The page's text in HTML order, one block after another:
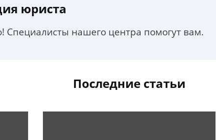
юриста
Специалисты нашего центра помогут вам.
Последние статьи